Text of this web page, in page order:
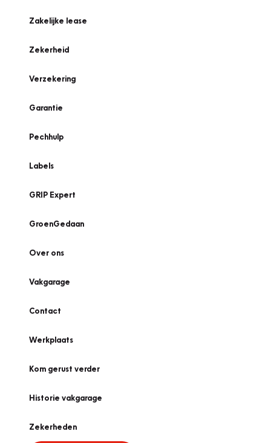
Zakelijke lease
Zekerheid
Verzekering
Garantie
Pechhulp
Labels
GRIP Expert
GroenGedaan
Over ons
Vakgarage
Contact
Werkplaats
Kom gerust verder
Historie vakgarage
Zekerheden